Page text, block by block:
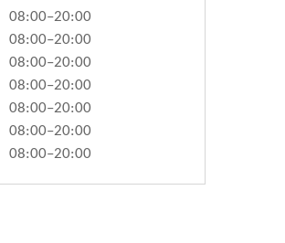
08:00–20:00
08:00–20:00
08:00–20:00
08:00–20:00
08:00–20:00
08:00–20:00
08:00–20:00